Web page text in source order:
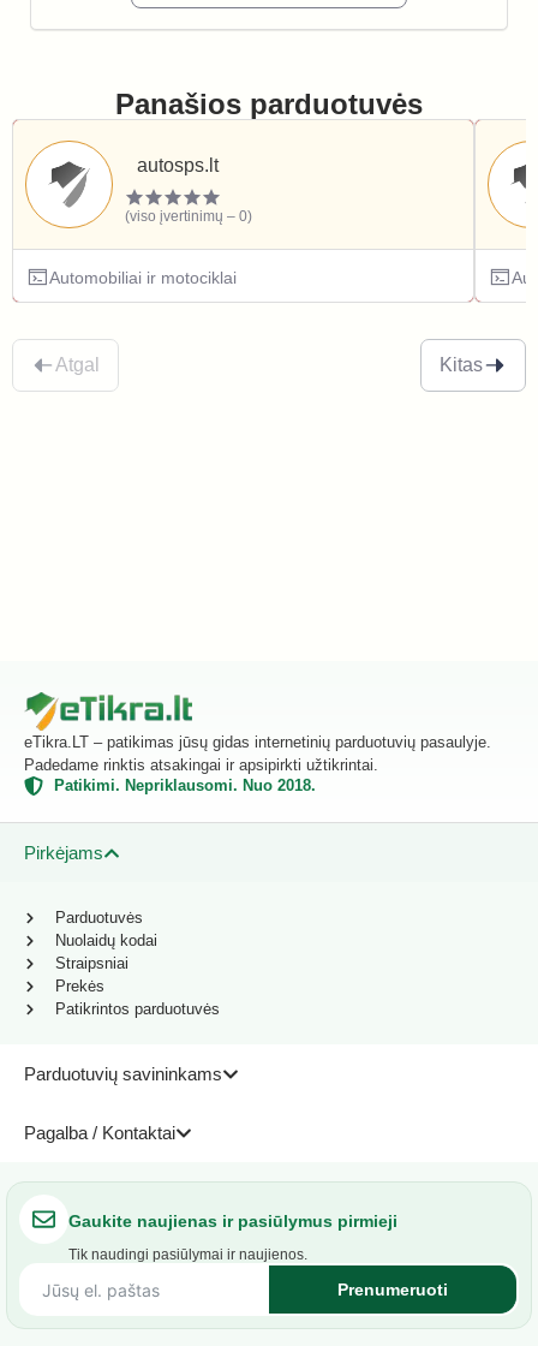
Panašios parduotuvės
autosps.lt
(viso įvertinimų – 0)
Automobiliai ir motociklai
Atgal Kitas
eTikra.LT – patikimas jūsų gidas internetinių parduotuvių pasaulyje.
Padedame rinktis atsakingai ir apsipirkti užtikrintai.
Patikimi. Nepriklausomi. Nuo 2018.
Pirkėjams
Parduotuvių savininkams
Pagalba / Kontaktai
Parduotuvės
Nuolaidų kodai
Straipsniai
Prekės
Patikrintos parduotuvės
Gaukite naujienas ir pasiūlymus pirmieji
Tik naudingi pasiūlymai ir naujienos.
Prenumeruoti